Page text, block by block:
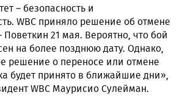
– безопасность и
WBC приняло решение об отмене
Поветкин 21 мая. Вероятно, что бой
на более позднюю дату. Однако,
решение о переносе или отмене
будет принято в ближайшие дни»,
WBC Маурисио Сулейман.